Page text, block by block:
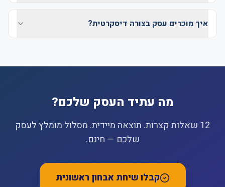
איך מוכרים עסק בצורה דיסקרטית?
מה עתיד העסק שלכם?
12 שאלות קצרות. תוצאה מיידית. מסלול מומלץ לעסק
שלכם — חינם.
קבלו שיחת אבחון ראשונית